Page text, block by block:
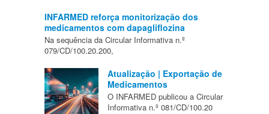
INFARMED reforça monitorização dos
medicamentos com dapagliflozina
Na sequência da Circular Informativa n.º
079/CD/100.20.200,
Atualização | Exportação de
Medicamentos
O INFARMED publicou a Circular
Informativa n.º 081/CD/100.20